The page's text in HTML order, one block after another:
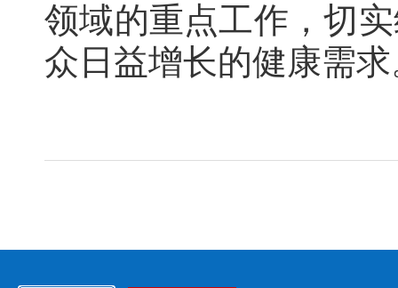
领域的重点工作，切
众日益增长的健康需